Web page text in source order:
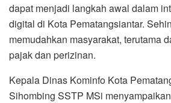
dapat menjadi langkah awal dalam
digital di Kota Pematangsiantar.
memudahkan masyarakat, terutama
pajak dan perizinan.
Kepala Dinas Kominfo Kota
Sihombing SSTP MSi